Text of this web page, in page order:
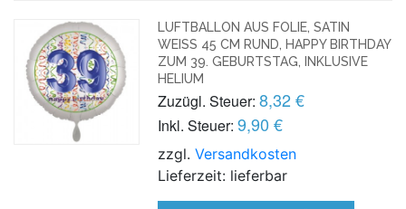
LUFTBALLON AUS FOLIE, SATIN
WEISS 45 CM RUND, HAPPY BIRTHDAY Z
UM 39. GEBURTSTAG, INKLUSIVE H
ELIUM
Zuzügl. Steuer: 8,32 €
Inkl. Steuer: 9,90 €
zzgl.Versandkosten
Lieferzeit: lieferbar